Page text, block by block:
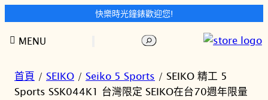
快樂時光鐘錶歡迎您!
至
搜
MENU
首頁 / SEIKO / Seiko 5 Sports / SEIKO 精工 5
Sports SSK044K1 台灣限定 SEIKO在台70週年限量